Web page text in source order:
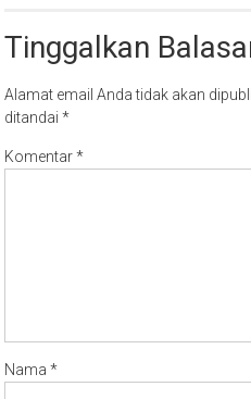
Tinggalkan
Alamat email Anda tidak akan
ditandai*
Komentar*
Nama*